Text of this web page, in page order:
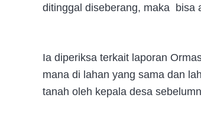
ditinggal diseberang, maka bisa
Ia diperiksa terkait laporan
mana di lahan yang sama dan
tanah oleh kepala desa